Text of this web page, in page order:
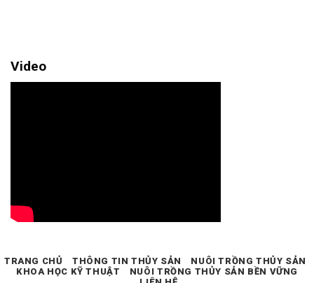
Video
TRANG CHỦ THÔNG TIN THỦY SẢN
NUÔI TRỒNG THỦY SẢN
KHOA HỌC KỸ THUẬT
NUÔI TRỒNG THỦY SẢN BỀN VỮNG